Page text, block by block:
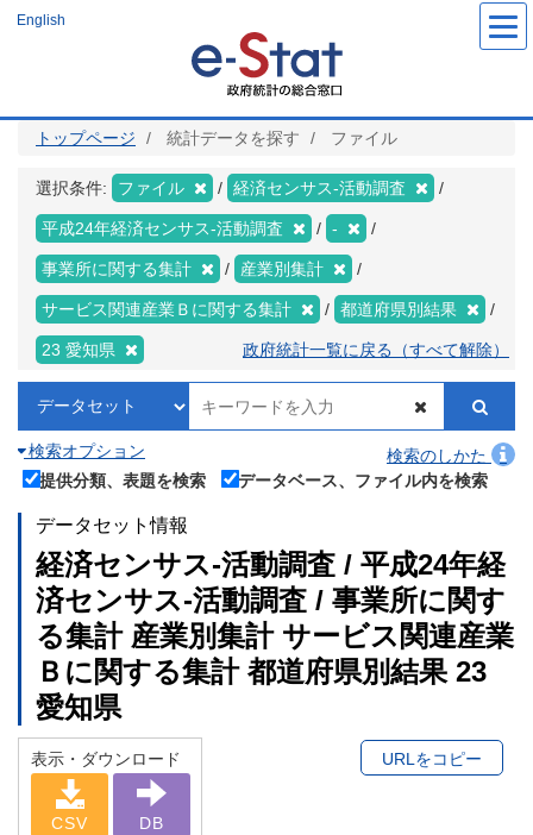
ツ
English
トップページ 統計データを探す ファイル
選択条件: ファイル 経済センサス‐活動調査
平成24年経済センサス‐活動調査 -
事業所に関する集計 産業別集計
サービス関連産業Ｂに関する集計 都道府県別結果
23 愛知県 政府統計一覧に戻る（すべて解除）
検索オプション
検索のしかた
提供分類、表題を検索
データベース、ファイル内を検索
データセット情報
経済センサス‐活動調査 / 平成24年経
済センサス‐活動調査 / 事業所に関す
る集計 産業別集計 サービス関連産業
Ｂに関する集計 都道府県別結果 23
愛知県
表示・ダウンロード
CSV DB
URLをコピー